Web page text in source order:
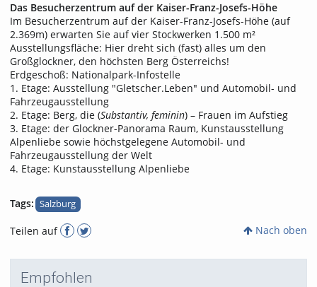
Das Besucherzentrum auf der Kaiser-Franz-Josefs-Höhe
Im Besucherzentrum auf der Kaiser-Franz-Josefs-Höhe (auf
2.369m) erwarten Sie auf vier Stockwerken 1.500 m²
Ausstellungsfläche: Hier dreht sich (fast) alles um den
Großglockner, den höchsten Berg Österreichs!
Erdgeschoß: Nationalpark-Infostelle
1. Etage: Ausstellung "Gletscher.Leben" und Automobil- und
Fahrzeugausstellung
2. Etage: Berg, die (Substantiv, feminin) – Frauen im Aufstieg
3. Etage: der Glockner-Panorama Raum, Kunstausstellung
Alpenliebe sowie höchstgelegene Automobil- und
Fahrzeugausstellung der Welt
4. Etage: Kunstausstellung Alpenliebe
Tags: Salzburg
Teilen auf Nach oben
Empfohlen